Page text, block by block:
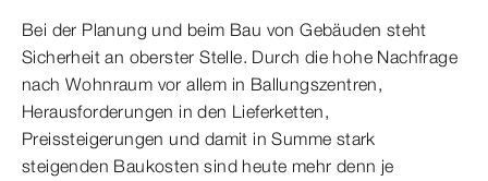
Bei der Planung und beim Bau von Gebäuden steht
Sicherheit an oberster Stelle. Durch die hohe Nachfrage
nach Wohnraum vor allem in Ballungszentren,
Herausforderungen in den Lieferketten,
Preissteigerungen und damit in Summe stark
steigenden Baukosten sind heute mehr denn je